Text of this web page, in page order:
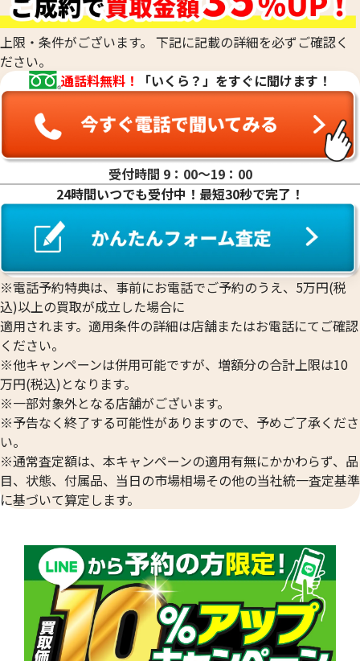
上限・条件がございます。 下記に記載の詳細を必ずご確認く
ださい。
通話料無料！
「いくら？」をすぐに聞けます！
受付時間 9：00〜19：00
24時間いつでも受付中！最短30秒で完了！
※電話予約特典は、事前にお電話でご予約のうえ、5万円(税
込)以上の買取が成立した場合に
適用されます。適用条件の詳細は店舗またはお電話にてご確認
ください。
※他キャンペーンは併用可能ですが、増額分の合計上限は10
万円(税込)となります。
※一部対象外となる店舗がございます。
※予告なく終了する可能性がありますので、予めご了承くださ
い。
※通常査定額は、本キャンペーンの適用有無にかかわらず、品
目、状態、付属品、当日の市場相場その他の当社統一査定基準
に基づいて算定します。